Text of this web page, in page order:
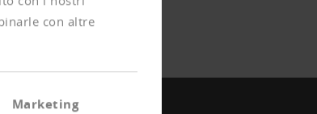
con altre
Marketing